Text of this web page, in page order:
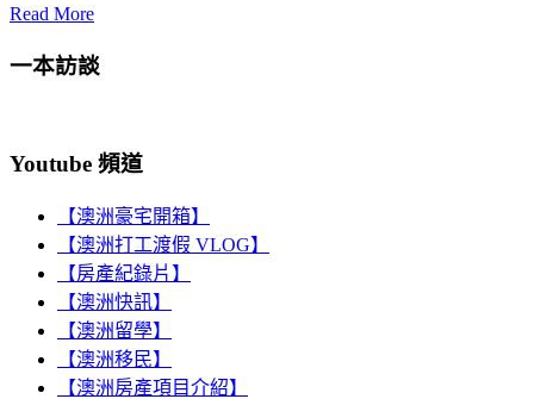
Read More
一本訪談
Youtube 頻道
【澳洲豪宅開箱】
【澳洲打工渡假 VLOG】
【房產紀錄片】
【澳洲快訊】
【澳洲留學】
【澳洲移民】
【澳洲房產項目介紹】